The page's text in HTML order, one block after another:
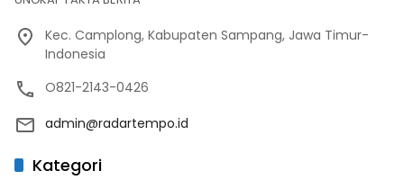
Kec. Camplong, Kabupaten Sampang, Jawa Timur-
Indonesia
O821-2143-0426
admin@radartempo.id
Kategori